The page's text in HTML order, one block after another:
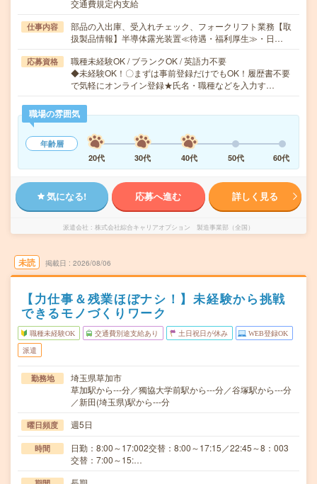
交通費規定内支給
仕事内容
部品の入出庫、受入れチェック、フォークリフト業務【取
扱製品情報】半導体露光装置≪待遇・福利厚生≫・日…
応募資格
職種未経験OK / ブランクOK / 英語力不要
◆未経験OK！〇まずは事前登録だけでもOK！履歴書不要
で気軽にオンライン登録★氏名・職種などを入力す…
職場の雰囲気
年齢層
20代
30代 40代 50代 60代
気になる! 応募へ進む 詳しく見る
派遣会社 株式会社綜合キャリアオプション 製造事業部（全国）
未読 掲載日 2026/08/06
【力仕事＆残業ほぼナシ！】未経験から挑戦
できるモノづくりワーク
職種未経験OK 交通費別途支給あり 土日祝日が休み WEB登録OK
派遣
勤務地
埼玉県草加市
草加駅から---分／獨協大学前駅から---分／谷塚駅から---分
／新田(埼玉県)駅から---分
曜日頻度 週5日
時間
日勤：8:00～17:002交替：8:00～17:15／22:45～8：003
交替：7:00～15:…